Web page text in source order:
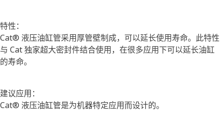
特性：
Cat® 液压油缸管采用厚管壁制成，可以延长使用寿命。此特性
与 Cat 独家超大密封件结合使用，在很多应用下可以延长油缸
的寿命。
建议应用：
Cat® 液压油缸管是为机器特定应用而设计的。